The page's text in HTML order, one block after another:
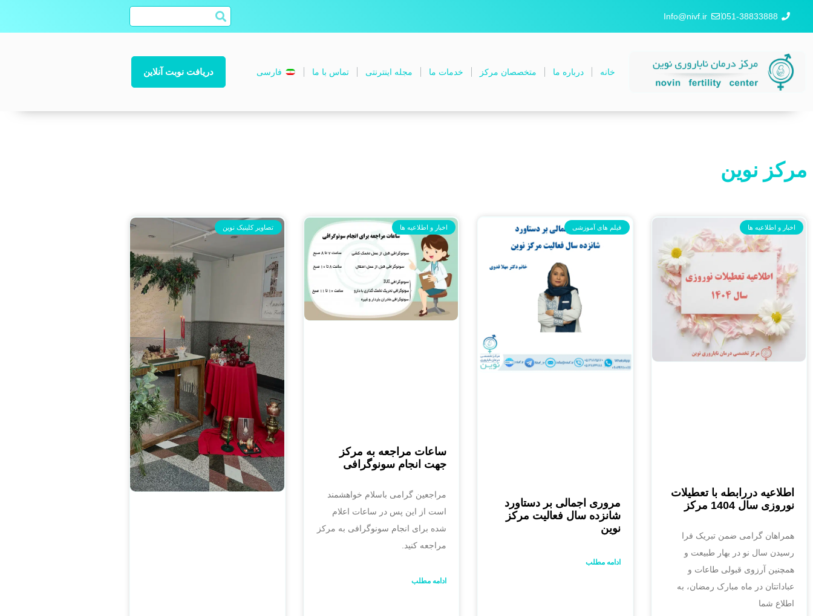
051-38833888
Info@nivf.ir
خانه درباره ما متخصصان مرکز خدمات ما مجله اینترنتی تماس با ما فارسی دریافت نوبت آنلاین
مرکز نوین
اخبار و اطلاعیه ها
اطلاعیه دررابطه با تعطیلات
نوروزی سال 1404 مرکز
همراهان گرامی ضمن تبریک فرا
رسیدن سال نو در بهار طبیعت و
همچنین آرزوی قبولی طاعات و
عباداتتان در ماه مبارک رمضان، به
اطلاع شما
فیلم های آموزشی
مروری اجمالی بر دستاورد
شانزده سال فعالیت مرکز
نوین
ادامه مطلب
اخبار و اطلاعیه ها
ساعات مراجعه به مرکز
جهت انجام سونوگرافی
مراجعین گرامی باسلام خواهشمند
است از این پس در ساعات اعلام
شده برای انجام سونوگرافی به مرکز
مراجعه کنید.
ادامه مطلب
تصاویر کلینیک نوین